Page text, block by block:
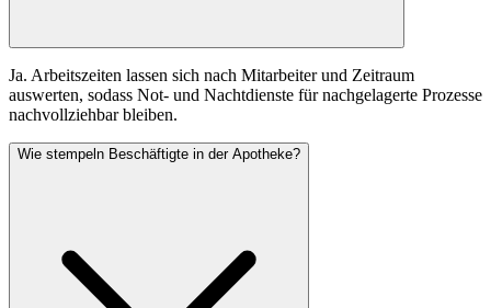
Ja. Arbeitszeiten lassen sich nach Mitarbeiter und Zeitraum
auswerten, sodass Not- und Nachtdienste für nachgelagerte Prozesse
nachvollziehbar bleiben.
Wie stempeln Beschäftigte in der Apotheke?